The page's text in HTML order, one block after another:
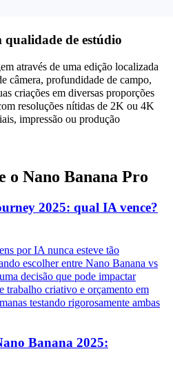
de estúdio
através de uma edição localizada
câmera, profundidade de campo,
criações em diversas proporções
resoluções nítidas de 2K ou 4K
impressão ou produção
o Nano Banana Pro
2025: qual IA vence?
por IA nunca esteve tão
escolher entre Nano Banana vs
decisão que pode impactar
trabalho criativo e orçamento em
testando rigorosamente ambas
Banana 2025: